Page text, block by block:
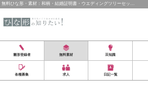
無料ひな形・素材：和柄・結婚証明書・ウエディングツリーセッ…
雛形登録者 無料素材 豆知識
各種募集 求人 日記一覧